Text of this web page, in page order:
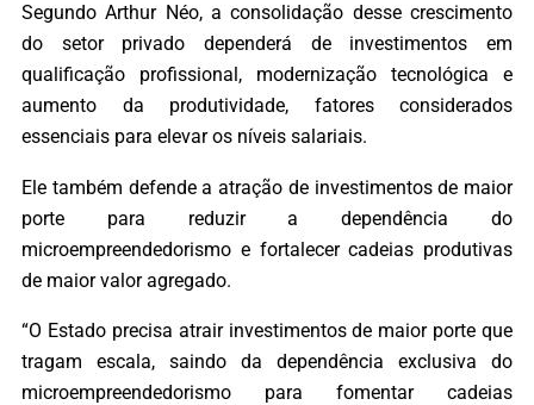
Segundo Arthur Néo, a consolidação desse crescimento
do setor privado dependerá de investimentos em
qualificação profissional, modernização tecnológica e
aumento da produtividade, fatores considerados
essenciais para elevar os níveis salariais.
Ele também defende a atração de investimentos de maior
porte para reduzir a dependência do
microempreendedorismo e fortalecer cadeias produtivas
de maior valor agregado.
“O Estado precisa atrair investimentos de maior porte que
tragam escala, saindo da dependência exclusiva do
microempreendedorismo para fomentar cadeias